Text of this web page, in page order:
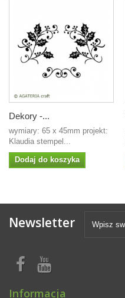
Dekory -...
wymiary: 65 x 45mm projekt:
Klaudia stempel...
Dodaj do koszyka
Newsletter
Informacja